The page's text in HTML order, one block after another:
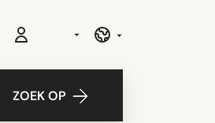
ZOEK OP